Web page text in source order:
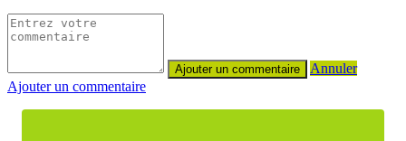
Annuler
Ajouter un commentaire